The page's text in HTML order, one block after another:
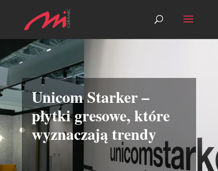
Unicom Starker –
płytki gresowe, które
wyznaczają trendy